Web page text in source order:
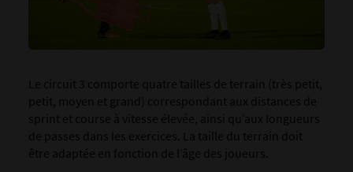
Le circuit 3 comporte quatre tailles de terrain (très petit,
petit, moyen et grand) correspondant aux distances de
sprint et course à vitesse élevée, ainsi qu’aux longueurs
de passes dans les exercices. La taille du terrain doit
être adaptée en fonction de l’âge des joueurs.